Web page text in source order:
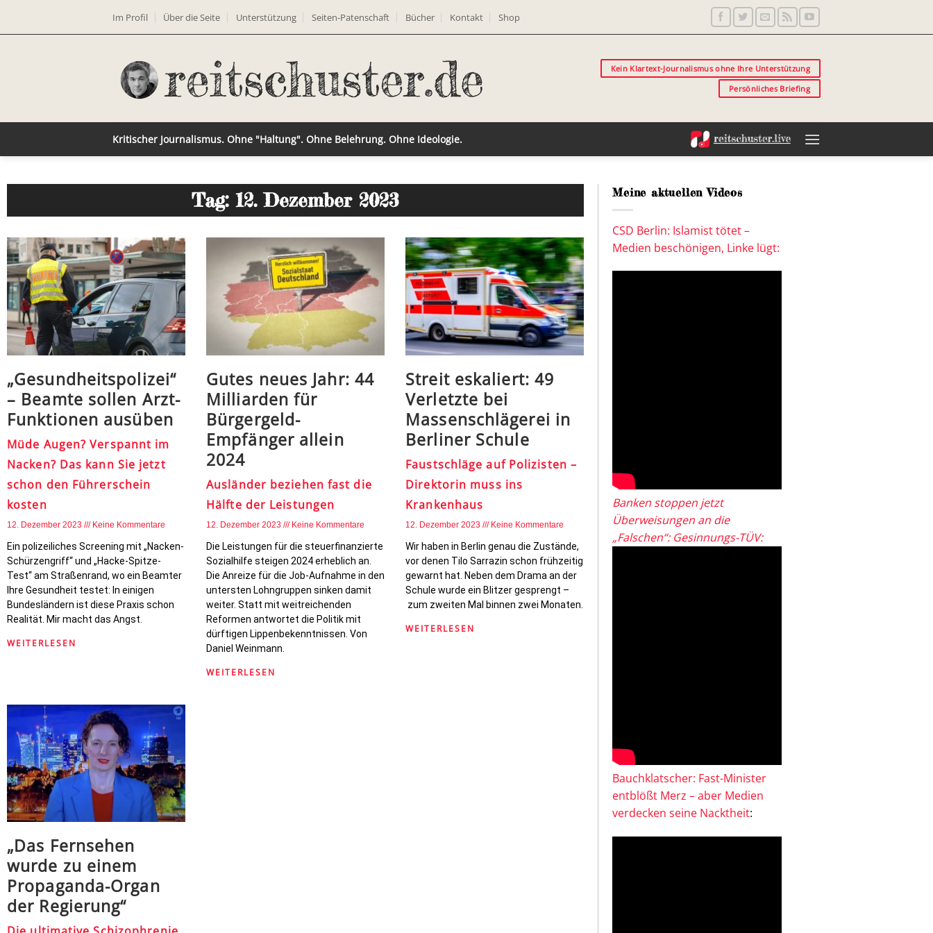
Im Profil Über die Seite Unterstützung Seiten-Patenschaft Bücher Kontakt Shop
Kein Klartext-Journalismus ohne Ihre Unterstützung
Persönliches Briefing
Kritischer Journalismus. Ohne "Haltung". Ohne Belehrung. Ohne Ideologie.
Tag: 12. Dezember 2023
„Gesundheitspolizei“
– Beamte sollen Arzt-
Funktionen ausüben
Müde Augen? Verspannt im
Nacken? Das kann Sie jetzt
schon den Führerschein
kosten
12. Dezember 2023 Keine Kommentare
Ein polizeiliches Screening mit „Nacken-
Schürzengriff“ und „Hacke-Spitze-
Test“ am Straßenrand, wo ein Beamter
Ihre Gesundheit testet: In einigen
Bundesländern ist diese Praxis schon
Realität. Mir macht das Angst.
WEITERLESEN
Gutes neues Jahr: 44
Milliarden für
Bürgergeld-
Empfänger allein
2024
Ausländer beziehen fast die
Hälfte der Leistungen
12. Dezember 2023 Keine Kommentare
Die Leistungen für die steuerfinanzierte
Sozialhilfe steigen 2024 erheblich an.
Die Anreize für die Job-Aufnahme in den
untersten Lohngruppen sinken damit
weiter. Statt mit weitreichenden
Reformen antwortet die Politik mit
dürftigen Lippenbekenntnissen. Von
Daniel Weinmann.
WEITERLESEN
Streit eskaliert: 49
Verletzte bei
Massenschlägerei in
Berliner Schule
Faustschläge auf Polizisten –
Direktorin muss ins
Krankenhaus
12. Dezember 2023 Keine Kommentare
Wir haben in Berlin genau die Zustände,
vor denen Tilo Sarrazin schon frühzeitig
gewarnt hat. Neben dem Drama an der
Schule wurde ein Blitzer gesprengt –
zum zweiten Mal binnen zwei Monaten.
WEITERLESEN
„Das Fernsehen
wurde zu einem
Propaganda-Organ
der Regierung“
Meine aktuellen Videos
CSD Berlin: Islamist tötet –
Medien beschönigen, Linke lügt:
Banken stoppen jetzt
Überweisungen an die
„Falschen“: Gesinnungs-TÜV:
Bauchklatscher: Fast-Minister
entblößt Merz – aber Medien
verdecken seine Nacktheit: